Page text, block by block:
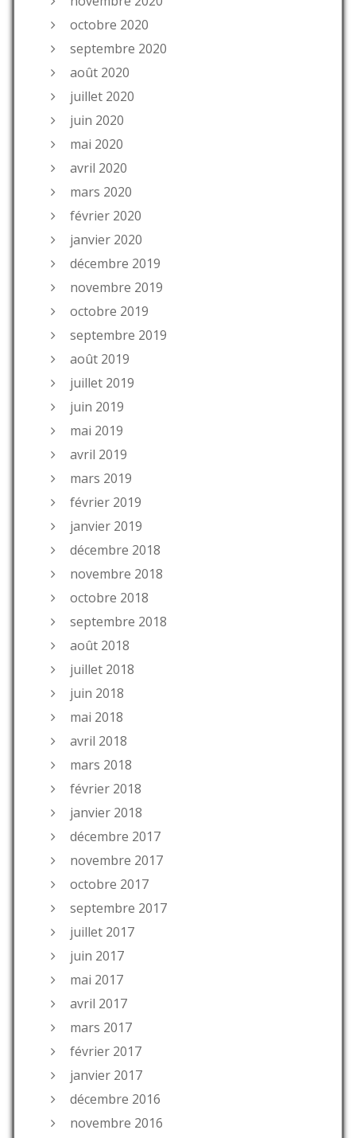
octobre 2020
septembre 2020
août 2020
juillet 2020
juin 2020
mai 2020
avril 2020
mars 2020
février 2020
janvier 2020
décembre 2019
novembre 2019
octobre 2019
septembre 2019
août 2019
juillet 2019
juin 2019
mai 2019
avril 2019
mars 2019
février 2019
janvier 2019
décembre 2018
novembre 2018
octobre 2018
septembre 2018
août 2018
juillet 2018
juin 2018
mai 2018
avril 2018
mars 2018
février 2018
janvier 2018
décembre 2017
novembre 2017
octobre 2017
septembre 2017
juillet 2017
juin 2017
mai 2017
avril 2017
mars 2017
février 2017
janvier 2017
décembre 2016
novembre 2016